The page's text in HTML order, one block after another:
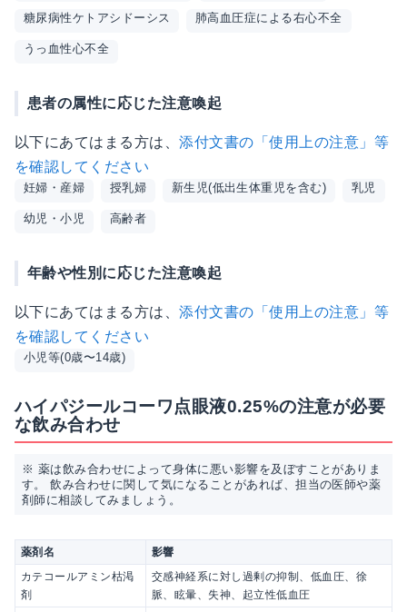
糖尿病性ケトアシドーシス 肺高血圧症による右心不全
うっ血性心不全
患者の属性に応じた注意喚起
以下にあてはまる方は、添付文書の「使用上の注意」等
を確認してください
妊婦・産婦 授乳婦 新生児(低出生体重児を含む) 乳児
幼児・小児 高齢者
年齢や性別に応じた注意喚起
以下にあてはまる方は、添付文書の「使用上の注意」等
を確認してください
小児等(0歳〜14歳)
ハイパジールコーワ点眼液0.25%の注意が必要
な飲み合わせ
※ 薬は飲み合わせによって身体に悪い影響を及ぼすことがありま
す。 飲み合わせに関して気になることがあれば、担当の医師や薬
剤師に相談してみましょう。
薬剤名
影響
カテコールアミン枯渇
剤
交感神経系に対し過剰の抑制、低血圧、徐
脈、眩暈、失神、起立性低血圧